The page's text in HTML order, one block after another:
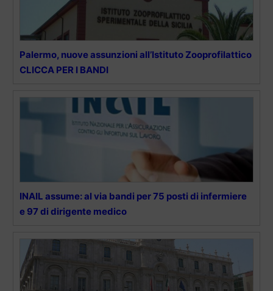
Palermo, nuove assunzioni all’Istituto Zooprofilattico
CLICCA PER I BANDI
INAIL assume: al via bandi per 75 posti di infermiere
e 97 di dirigente medico